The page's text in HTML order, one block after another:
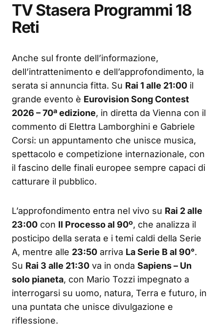
TV Stasera Programmi 18
Reti
Anche sul fronte dell’informazione,
dell’intrattenimento e dell’approfondimento, la
serata si annuncia fitta. Su Rai 1 alle 21:00 il
grande evento è Eurovision Song Contest
2026 – 70ª edizione, in diretta da Vienna con il
commento di Elettra Lamborghini e Gabriele
Corsi: un appuntamento che unisce musica,
spettacolo e competizione internazionale, con
il fascino delle finali europee sempre capaci di
catturare il pubblico.
L’approfondimento entra nel vivo su Rai 2 alle
23:00 con Il Processo al 90º, che analizza il
posticipo della serata e i temi caldi della Serie
A, mentre alle 23:50 arriva La Serie B al 90°.
Su Rai 3 alle 21:30 va in onda Sapiens – Un
solo pianeta, con Mario Tozzi impegnato a
interrogarsi su uomo, natura, Terra e futuro, in
una puntata che unisce divulgazione e
riflessione.